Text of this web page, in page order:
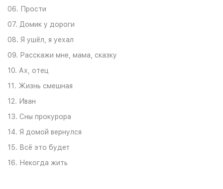
06. Прости
07. Домик у дороги
08. Я ушёл, я уехал
09. Расскажи мне, мама, сказку
10. Ах, отец
11. Жизнь смешная
12. Иван
13. Сны прокурора
14. Я домой вернулся
15. Всё это будет
16. Некогда жить